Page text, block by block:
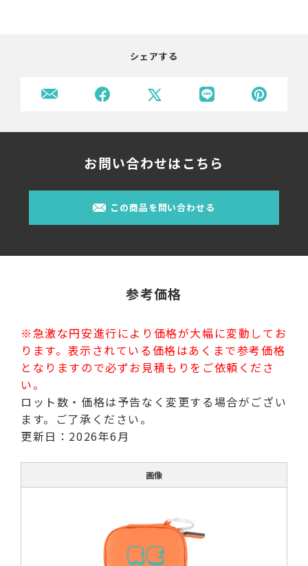
シェアする
お問い合わせはこちら
この商品を問い合わせる
参考価格
※急激な円安進行により価格が大幅に変動してお
ります。表示されている価格はあくまで参考価格
となりますので必ずお見積もりをご依頼くださ
い。
ロット数・価格は予告なく変更する場合がござい
ます。ご了承ください。
更新日：2026年6月
画像